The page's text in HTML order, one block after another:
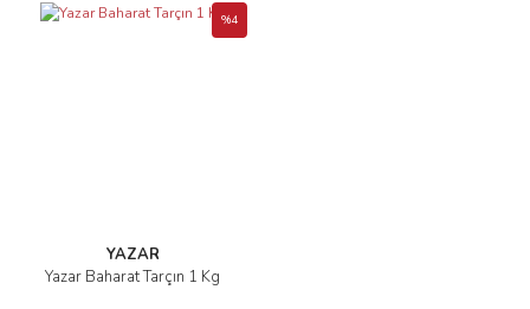
YAZAR
Yazar Baharat Tarçın 1 Kg
%4